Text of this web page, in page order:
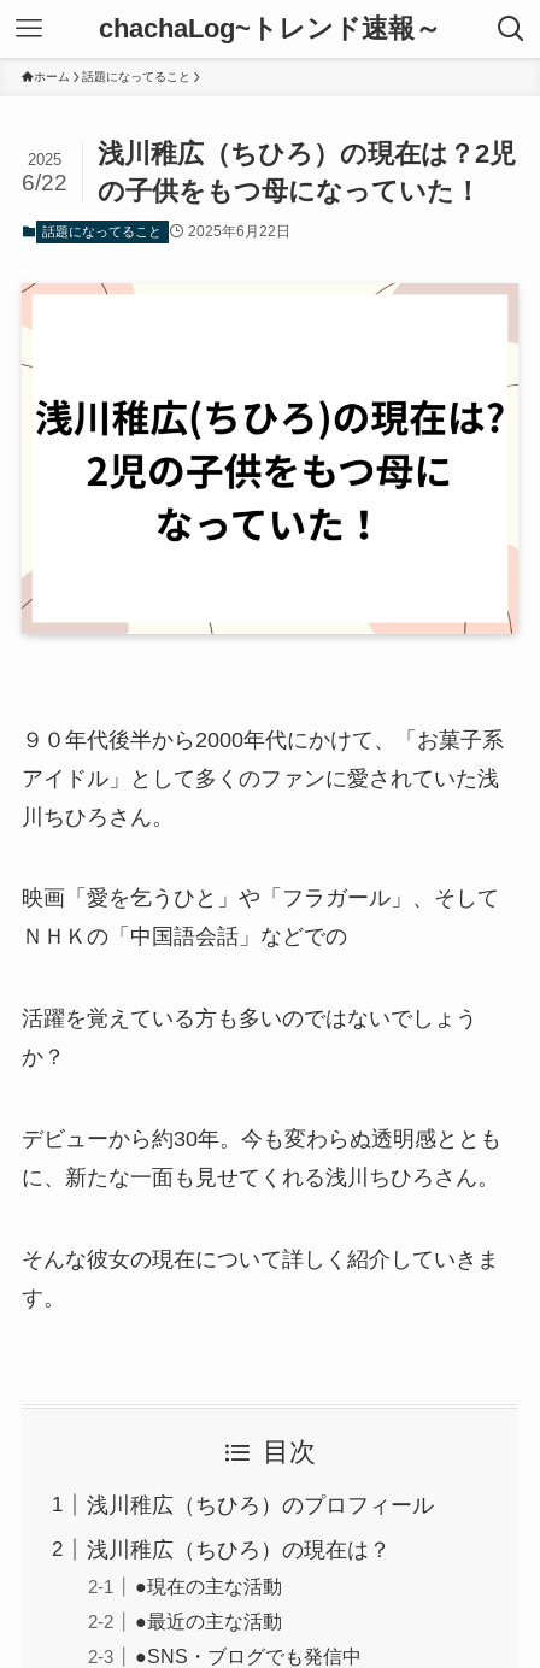
chachaLog~トレンド速報～
ホーム 話題になってること
浅川稚広（ちひろ）の現在は？2児
の子供をもつ母になっていた！
2025
6/22
話題になってること 2025年6月22日
９０年代後半から2000年代にかけて、「お菓子系
アイドル」として多くのファンに愛されていた浅
川ちひろさん。
映画「愛を乞うひと」や「フラガール」、そして
ＮＨＫの「中国語会話」などでの
活躍を覚えている方も多いのではないでしょう
か？
デビューから約30年。今も変わらぬ透明感ととも
に、新たな一面も見せてくれる浅川ちひろさん。
そんな彼女の現在について詳しく紹介していきま
す。
目次
浅川稚広（ちひろ）のプロフィール
浅川稚広（ちひろ）の現在は？
●現在の主な活動
●最近の主な活動
●SNS・ブログでも発信中